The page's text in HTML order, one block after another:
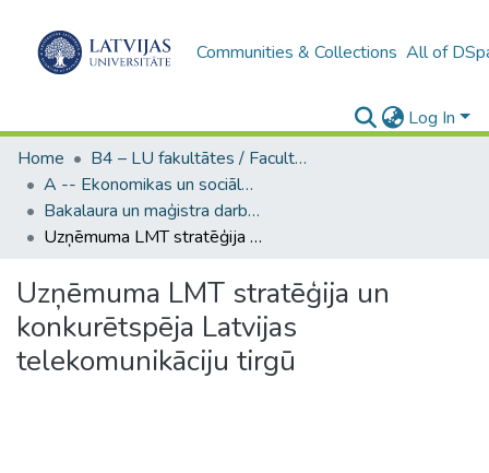
Communities & Collections All of
Log In
Home
B4 – LU fakultātes / Faculties of the UL
A -- Ekonomikas un sociālo zinātņu fakultāte / Faculty of Economics and Social Sciences
Bakalaura un maģistra darbi (ESZF) / Bachelor's and Master's theses
Uzņēmuma LMT stratēģija un konkurētspēja Latvijas telekomunikāciju tirgū
Uzņēmuma LMT stratēģija un
konkurētspēja Latvijas
telekomunikāciju tirgū